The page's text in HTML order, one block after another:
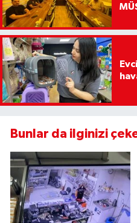
Bunlar da ilginizi